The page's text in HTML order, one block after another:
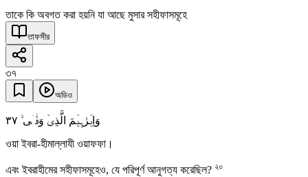
তাকে কি অবগত করা হয়নি যা আছে মুসার সহীফাসমূহে
তাফসীর
৩৭
অডিও
وَاِبۡرٰہِیۡمَ الَّذِیۡ وَفّٰۤی ۙ ٣٧
ওয়া ইবরা-হীমাল্লাযী ওয়াফফা।
এবং ইবরাহীমের সহীফাসমূহেও, যে পরিপূর্ণ আনুগত্য করেছিল? ২০